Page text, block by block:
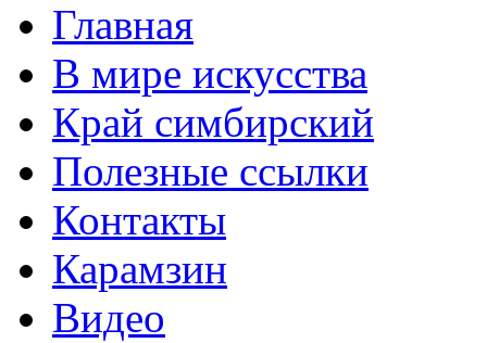
Главная
В мире искусства
Край симбирский
Полезные ссылки
Контакты
Карамзин
Видео